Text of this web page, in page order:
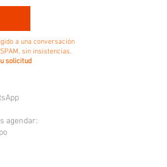
a una conversación
sin insistencias.
solicitud
agendar: